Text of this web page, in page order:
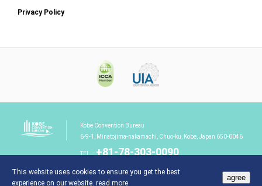
This website uses cookies to ensure you get the best
experience on our website. read more
agree
Privacy Policy
Kobe Convention Bureau
6-9-1, Minatojima-nakamachi, Chuo-ku, Kobe, Japan 650-0046
TEL：+81-78-303-0090